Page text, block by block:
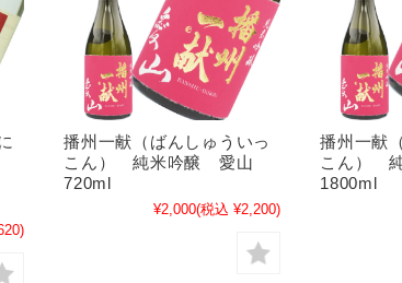
播州一献（ばんしゅういっ
こん） 純米吟醸 愛山
720ml
¥2,000(税込 ¥2,200)
播州一献
こん）
1800ml